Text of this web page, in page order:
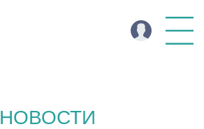
НОВОСТИ